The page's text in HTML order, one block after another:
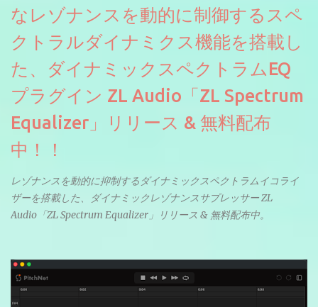
なレゾナンスを動的に制御するスペ
クトラルダイナミクス機能を搭載し
た、ダイナミックスペクトラムEQ
プラグイン ZL Audio「ZL Spectrum
Equalizer」リリース & 無料配布
中！！
レゾナンスを動的に抑制するダイナミックスペクトラムイコライ
ザーを搭載した、ダイナミックレゾナンスサプレッサー ZL
Audio「ZL Spectrum Equalizer」リリース & 無料配布中。